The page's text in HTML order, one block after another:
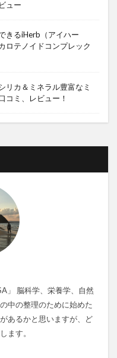
ュー
きるiHerb（アイハー
ロテノイドコンプレック
リカ＆ミネラル豊富なミ
コミ、レビュー！
」 脳科学、栄養学、自然
中の整理のために始めた
あるかと思いますが、ど
ます。